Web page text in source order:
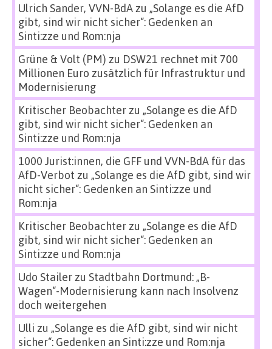
Ulrich Sander, VVN-BdAzu „Solange es die AfD
gibt, sind wir nicht sicher“: Gedenken an
Sinti:zze und Rom:nja
Grüne & Volt (PM) zu DSW21 rechnet mit 700
Millionen Euro zusätzlich für Infrastruktur und
Modernisierung
Kritischer Beobachterzu „Solange es die AfD
gibt, sind wir nicht sicher“: Gedenken an
Sinti:zze und Rom:nja
1000 Jurist:innen, die GFF und VVN-BdA für das
AfD-Verbot zu „Solange es die AfD gibt, sind wir
nicht sicher“: Gedenken an Sinti:zze und
Rom:nja
Kritischer Beobachterzu „Solange es die AfD
gibt, sind wir nicht sicher“: Gedenken an
Sinti:zze und Rom:nja
Udo Stailerzu Stadtbahn Dortmund: „B-
Wagen“-Modernisierung kann nach Insolvenz
doch weitergehen
Ulli zu „Solange es die AfD gibt, sind wir nicht
sicher“: Gedenken an Sinti:zze und Rom:nja